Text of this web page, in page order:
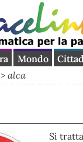
Mondo
alca
Si